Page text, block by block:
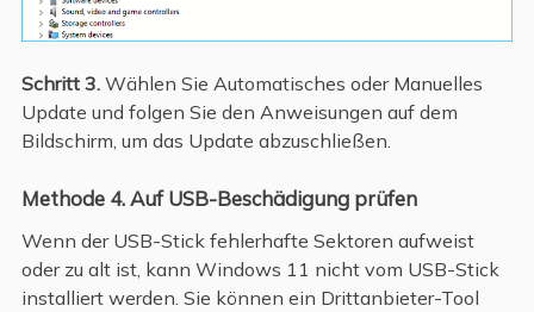
Schritt 3.Wählen Sie Automatisches oder Manuelles
Update und folgen Sie den Anweisungen auf dem
Bildschirm, um das Update abzuschließen.
Methode 4. Auf USB-Beschädigung prüfen
Wenn der USB-Stick fehlerhafte Sektoren aufweist
oder zu alt ist, kann Windows 11 nicht vom USB-Stick
installiert werden. Sie können ein Drittanbieter-Tool